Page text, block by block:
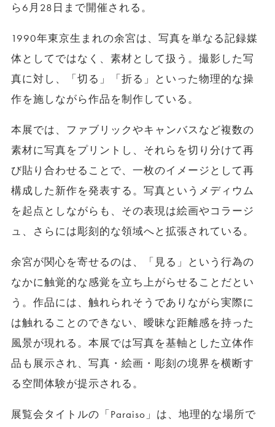
ら6月28日まで開催される。
1990年東京生まれの余宮は、写真を単なる記録媒
体としてではなく、素材として扱う。撮影した写
真に対し、「切る」「折る」といった物理的な操
作を施しながら作品を制作している。
本展では、ファブリックやキャンバスなど複数の
素材に写真をプリントし、それらを切り分けて再
び貼り合わせることで、一枚のイメージとして再
構成した新作を発表する。写真というメディウム
を起点としながらも、その表現は絵画やコラージ
ュ、さらには彫刻的な領域へと拡張されている。
余宮が関心を寄せるのは、「見る」という行為の
なかに触覚的な感覚を立ち上がらせることだとい
う。作品には、触れられそうでありながら実際に
は触れることのできない、曖昧な距離感を持った
風景が現れる。本展では写真を基軸とした立体作
品も展示され、写真・絵画・彫刻の境界を横断す
る空間体験が提示される。
展覧会タイトルの「Paraiso」は、地理的な場所で